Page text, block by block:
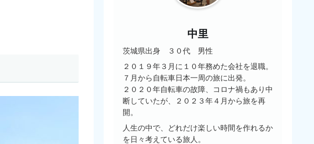
中里
茨城県出身 ３０代 男性
２０１９年３月に１０年務めた会社を退職。
７月から自転車日本一周の旅に出発。
２０２０年自転車の故障、コロナ禍もあり中
断していたが、２０２３年４月から旅を再
開。
人生の中で、どれだけ楽しい時間を作れるか
を日々考えている旅人。